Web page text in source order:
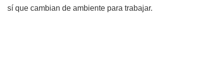
sí que cambian de ambiente para trabajar.